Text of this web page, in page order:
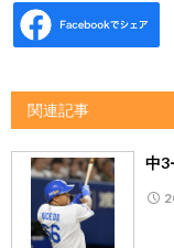
関連記事
中